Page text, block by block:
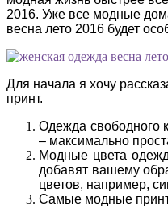
2016. Уже все модные
весна лето 2016 будет
Для начала я хочу
принт.
Одежда свободного
– максимально
Модные цвета
добавят вашему
цветов, например,
Самые модные